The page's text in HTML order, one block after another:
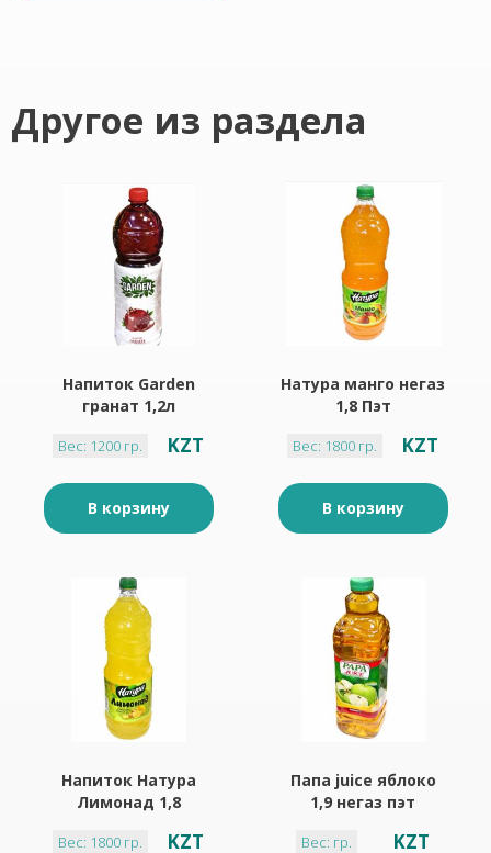
Другое из раздела
Напиток Garden
гранат 1,2л
Вес: 1200 гр. KZT
В корзину
Натура манго негаз
1,8 Пэт
Вес: 1800 гр. KZT
В корзину
Напиток Натура
Лимонад 1,8
Вес: 1800 гр. KZT
Папа juice яблоко
1,9 негаз пэт
Вес: гр. KZT